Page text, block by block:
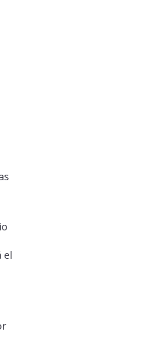
el